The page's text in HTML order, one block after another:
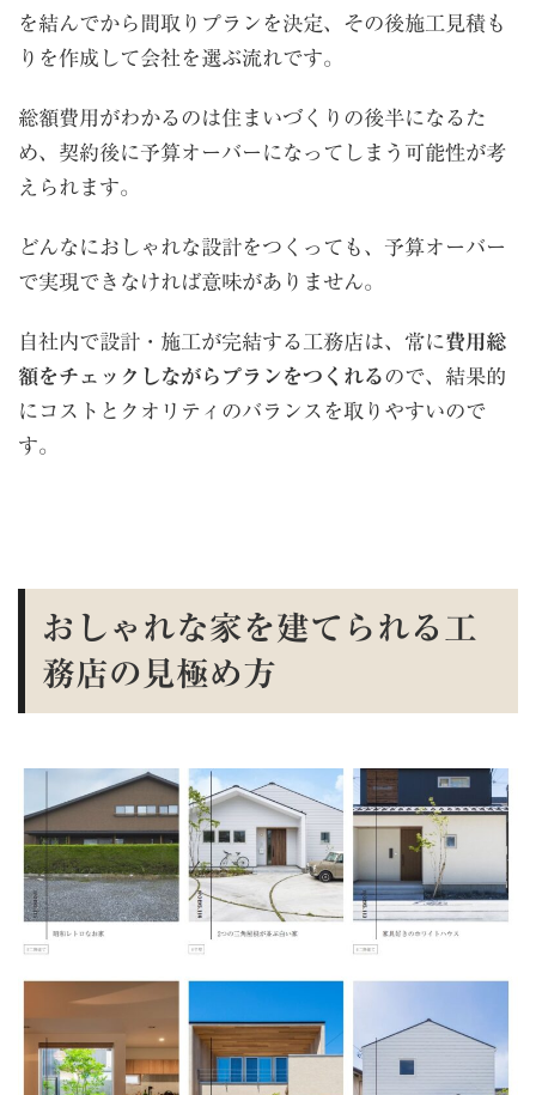
を結んでから間取りプランを決定、その後施工見積も
りを作成して会社を選ぶ流れです。
総額費用がわかるのは住まいづくりの後半になるた
め、契約後に予算オーバーになってしまう可能性が考
えられます。
どんなにおしゃれな設計をつくっても、予算オーバー
で実現できなければ意味がありません。
自社内で設計・施工が完結する工務店は、常に費用総
額をチェックしながらプランをつくれるので、結果的
にコストとクオリティのバランスを取りやすいので
す。
おしゃれな家を建てられる工
務店の見極め方